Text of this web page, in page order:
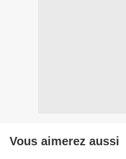
Vous aimerez aussi